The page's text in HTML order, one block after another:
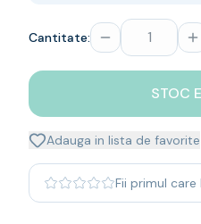
Sampanie
Single malt
Japanese
Bourbon
Blanded Japanese
Canadian
Cantitate:
STOC
Adauga in lista de favorite
Fii primul care